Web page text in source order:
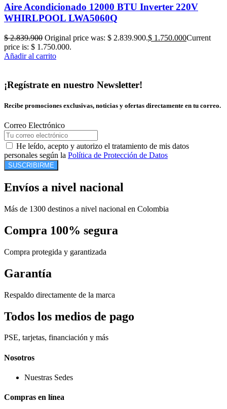
Aire Acondicionado 12000 BTU Inverter 220V
WHIRLPOOL LWA5060Q
$2.839.900 Original price was: $ 2.839.900.$ 1.750.000Current
price is: $ 1.750.000.
Añadir al carrito
¡Regístrate en nuestro Newsletter!
Recibe promociones exclusivas, noticias y ofertas directamente en tu correo.
Correo Electrónico
He leído, acepto y autorizo el tratamiento de mis datos
personales según la Política de Protección de Datos
SUSCRIBIRME
Envíos a nivel nacional
Más de 1300 destinos a nivel nacional en Colombia
Compra 100% segura
Compra protegida y garantizada
Garantía
Respaldo directamente de la marca
Todos los medios de pago
PSE, tarjetas, financiación y más
Nosotros
Nuestras Sedes
Compras en línea